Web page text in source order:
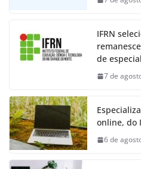
IFRN
de
7 de
online, do
6 de